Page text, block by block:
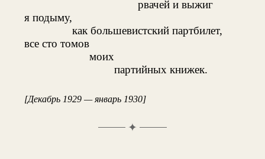
рвачей и выжиг
я подыму,
как большевистский партбилет,
все сто томов
моих
партийных книжек.
[Декабрь 1929 — январь 1930]
✦